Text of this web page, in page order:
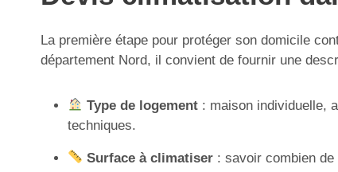
La première étape pour protéger son domicile
département Nord, il convient de fournir une
Type de logement : maison individuelle,
techniques.
Surface à climatiser : savoir combien